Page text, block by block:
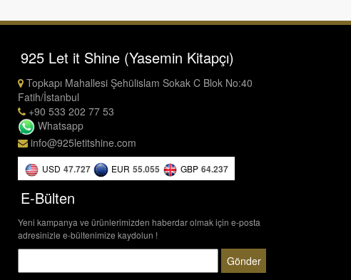
925 Let it Shine (Yasemin Kitapçı)
Topkapı Mahallesi Şehülislam Sokak C Blok No:40
Fatih/İstanbul
+90 533 202 77 53
Whatsapp
info@925letitshine.com
USD 47.727 EUR 55.055 GBP 64.237
E-Bülten
Yeni kampanya ve ürünlerimizden haberdar olmak için e-posta
adresinizle e-bültenimize kaydolun !
Gönder